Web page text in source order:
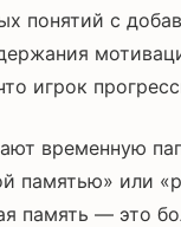
понятий с
игрок
временную
памятью» или
память — это